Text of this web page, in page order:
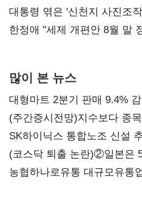
챙기기'
대통령 엮은 '신천지 사진조
한정애 "세제 개편안 8월 말
많이 본 뉴스
대형마트 2분기 판매 9.4%
(주간증시전망)지수보다 종
SK하이닉스 통합노조 신설
불만 확산
(코스닥 퇴출 논란)②일본은
당장 퇴출?…시간만으론 부
농협하나로유통 대규모유통